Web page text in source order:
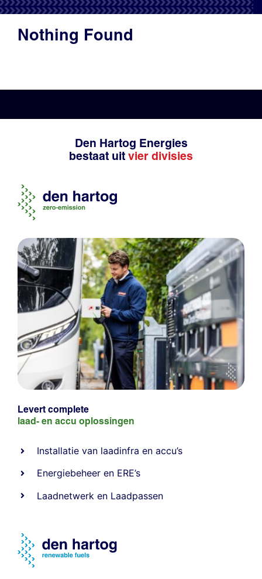
Nothing Found
Den Hartog Energies
bestaat uit vier divisies
Levert complete
laad- en accu oplossingen
Installatie van laadinfra en accu’s
Energiebeheer en ERE’s
Laadnetwerk en Laadpassen